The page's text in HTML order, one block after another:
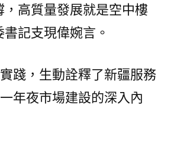
，高質量發展就是空中樓
書記支現偉婉言。
踐，生動詮釋了新疆服務
年夜市場建設的深入內